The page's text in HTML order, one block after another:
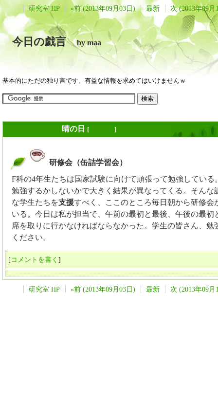
研究室 HP «前 (2013年09月03日) 最新 次 (2013年09月
今日の戯言by maa
基本的にただの独り言です。有益な情報を求めてはいけませんｗ
晴の日 [ ]
研修会（缶詰学習会）
F科の4年生たちは国家試験に向けて頑張って勉強している
勉強するかしないかで大きく結果が異なってくる。そんな
な学生たちを支援すべく、ここのところ毎日朝から研修会
いる。今日は私が担当で、午前の最初と最後、午後の最初
席を取りに行かなければならなかった。学生の皆さん、勉
ください。
[コメントを書く ]
研究室 HP «前 (2013年09月03日) 最新 次 (2013年09月